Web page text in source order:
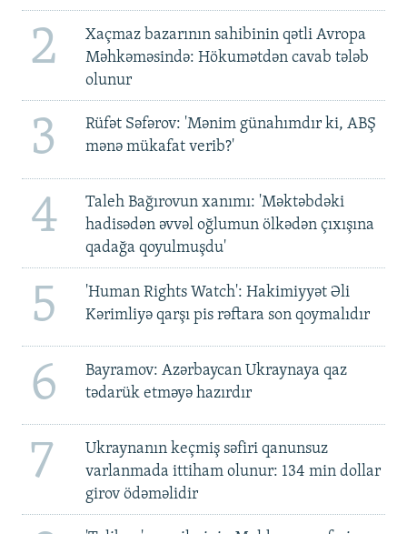
2
Xaçmaz bazarının sahibinin qətli Avropa
Məhkəməsində: Hökumətdən cavab tələb
olunur
3
Rüfət Səfərov: 'Mənim günahımdır ki, ABŞ
mənə mükafat verib?'
4
Taleh Bağırovun xanımı: 'Məktəbdəki
hadisədən əvvəl oğlumun ölkədən çıxışına
qadağa qoyulmuşdu'
5
'Human Rights Watch': Hakimiyyət Əli
Kərimliyə qarşı pis rəftara son qoymalıdır
6
Bayramov: Azərbaycan Ukraynaya qaz
tədarük etməyə hazırdır
7
Ukraynanın keçmiş səfiri qanunsuz
varlanmada ittiham olunur: 134 min dollar
girov ödəməlidir